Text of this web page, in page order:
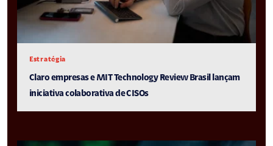
Estratégia
Claro empresas e MIT Technology Review Brasil lançam
iniciativa colaborativa de CISOs